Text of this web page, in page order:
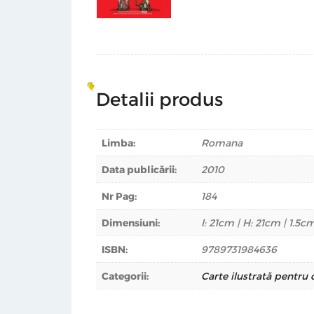
Detalii produs
Limba: Romana
Data publicării: 2010
Nr Pag: 184
Dimensiuni: l: 21cm | H: 21cm |
ISBN: 9789731984636
Categorii: Carte ilustrată pentru